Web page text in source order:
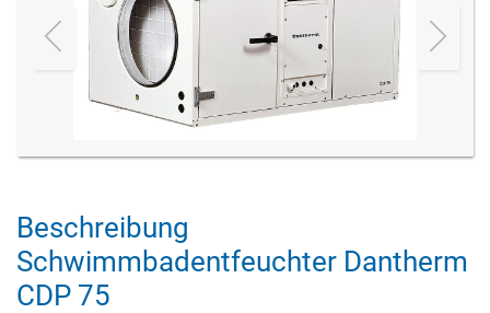
Beschreibung
Schwimmbadentfeuchter Dantherm
CDP 75